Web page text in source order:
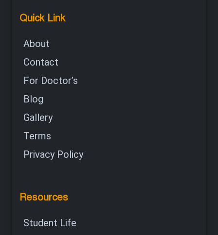
Quick Link
About
Contact
For Doctor’s
Blog
Gallery
Terms
Privacy Policy
Resources
Student Life